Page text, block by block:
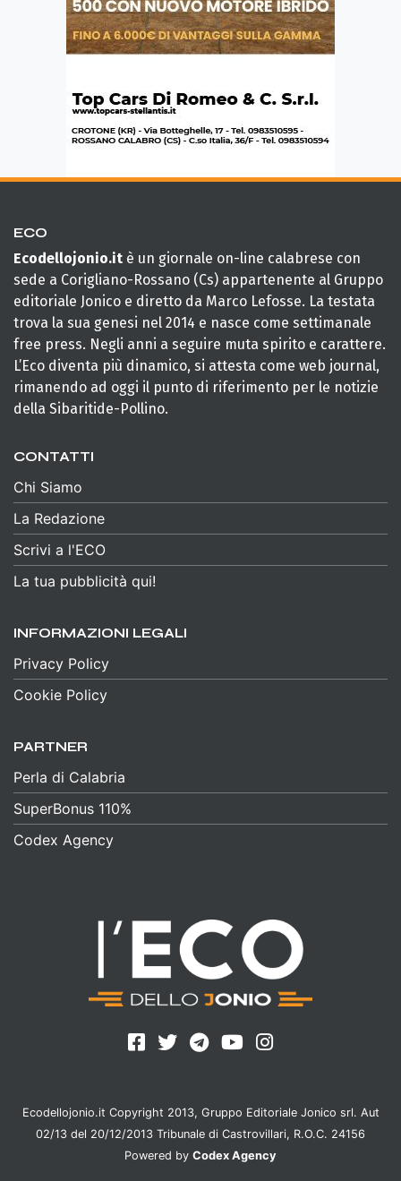
ECO
Ecodellojonio.it è un giornale on-line calabrese con
sede a Corigliano-Rossano (Cs) appartenente al Gruppo
editoriale Jonico e diretto da Marco Lefosse. La testata
trova la sua genesi nel 2014 e nasce come settimanale
free press. Negli anni a seguire muta spirito e carattere.
L’Eco diventa più dinamico, si attesta come web journal,
rimanendo ad oggi il punto di riferimento per le notizie
della Sibaritide-Pollino.
CONTATTI
Chi Siamo
La Redazione
Scrivi a l'ECO
La tua pubblicità qui!
INFORMAZIONI LEGALI
Privacy Policy
Cookie Policy
PARTNER
Perla di Calabria
SuperBonus 110%
Codex Agency
Ecodellojonio.it Copyright 2013, Gruppo Editoriale Jonico srl. Aut
02/13 del 20/12/2013 Tribunale di Castrovillari, R.O.C. 24156
Powered by Codex Agency